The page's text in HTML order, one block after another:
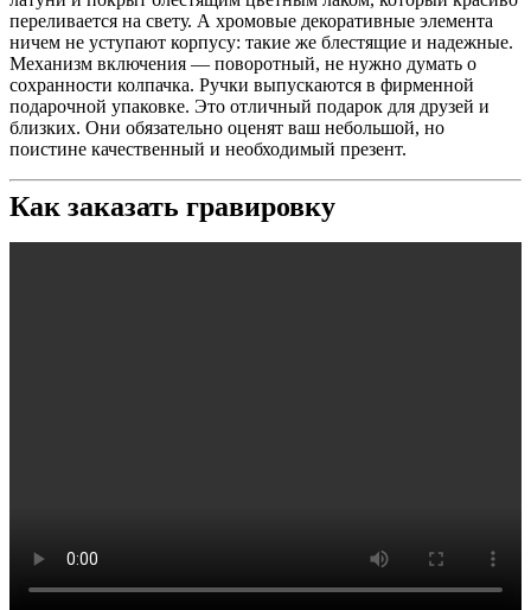
переливается на свету. А хромовые декоративные элемента
ничем не уступают корпусу: такие же блестящие и надежные.
Механизм включения — поворотный, не нужно думать о
сохранности колпачка. Ручки выпускаются в фирменной
подарочной упаковке. Это отличный подарок для друзей и
близких. Они обязательно оценят ваш небольшой, но
поистине качественный и необходимый презент.
Как заказать гравировку